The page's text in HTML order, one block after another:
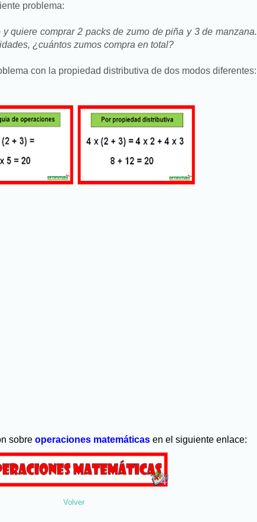
problema:
quiere comprar 2 packs de zumo de piña y 3 de manzana.
¿cuántos zumos compra en total?
con la propiedad distributiva de dos modos diferentes:
sobre operaciones matemáticas en el siguiente enlace:
Volver